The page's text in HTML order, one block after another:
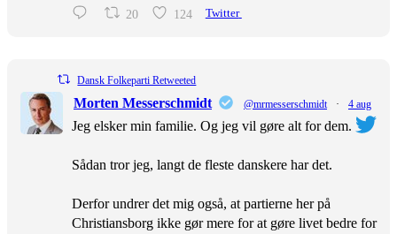
20 124 Twitter
Dansk Folkeparti Retweeted
Morten Messerschmidt @mrmesserschmidt · 4 aug
Jeg elsker min familie. Og jeg vil gøre alt for dem.
Sådan tror jeg, langt de fleste danskere har det.
Derfor undrer det mig også, at partierne her på
Christiansborg ikke gør mere for at gøre livet bedre for